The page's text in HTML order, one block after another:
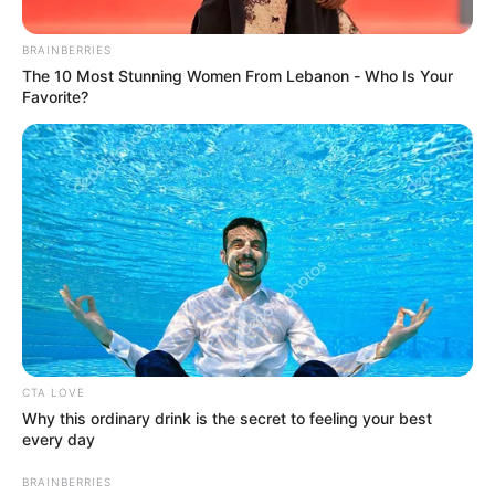
Foto archivo
Por:Estefany María Rodríguez Flórez
Mayo 22, 2020
BRAINBERRIES
The 10 Most Stunning Women From Lebanon - Who Is Your
Favorite?
CTA LOVE
Why this ordinary drink is the secret to feeling your best
every day
BRAINBERRIES